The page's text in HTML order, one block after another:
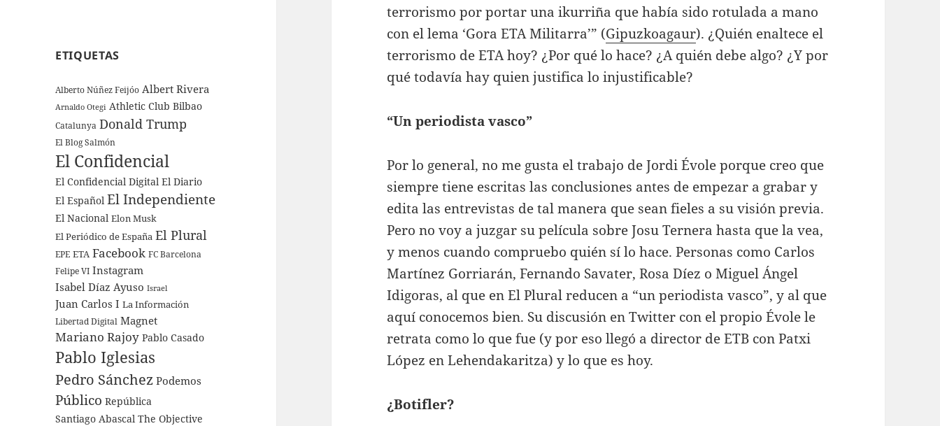
ETIQUETAS
Alberto Núñez Feijóo Albert Rivera
Arnaldo Otegi Athletic Club Bilbao
Catalunya Donald Trump
El Blog Salmón
El Confidencial
El Confidencial Digital El Diario
El Español El Independiente
El Nacional Elon Musk
El Periódico de España El Plural
EPE ETA Facebook FC Barcelona
Felipe VI Instagram
Isabel Díaz Ayuso Israel
Juan Carlos I La Información
Libertad Digital Magnet
Mariano Rajoy Pablo Casado
Pablo Iglesias
Pedro Sánchez Podemos
Público República
Santiago Abascal The Objective
terrorismo por portar una ikurriña que había sido rotulada a mano
con el lema ‘Gora ETA Militarra’” (Gipuzkoagaur). ¿Quién enaltece el
terrorismo de ETA hoy? ¿Por qué lo hace? ¿A quién debe algo? ¿Y por
qué todavía hay quien justifica lo injustificable?
“Un periodista vasco”
Por lo general, no me gusta el trabajo de Jordi Évole porque creo que
siempre tiene escritas las conclusiones antes de empezar a grabar y
edita las entrevistas de tal manera que sean fieles a su visión previa.
Pero no voy a juzgar su película sobre Josu Ternera hasta que la vea,
y menos cuando compruebo quién sí lo hace. Personas como Carlos
Martínez Gorriarán, Fernando Savater, Rosa Díez o Miguel Ángel
Idigoras, al que en El Plural reducen a “un periodista vasco”, y al que
aquí conocemos bien. Su discusión en Twitter con el propio Évole le
retrata como lo que fue (y por eso llegó a director de ETB con Patxi
López en Lehendakaritza) y lo que es hoy.
¿Botifler?